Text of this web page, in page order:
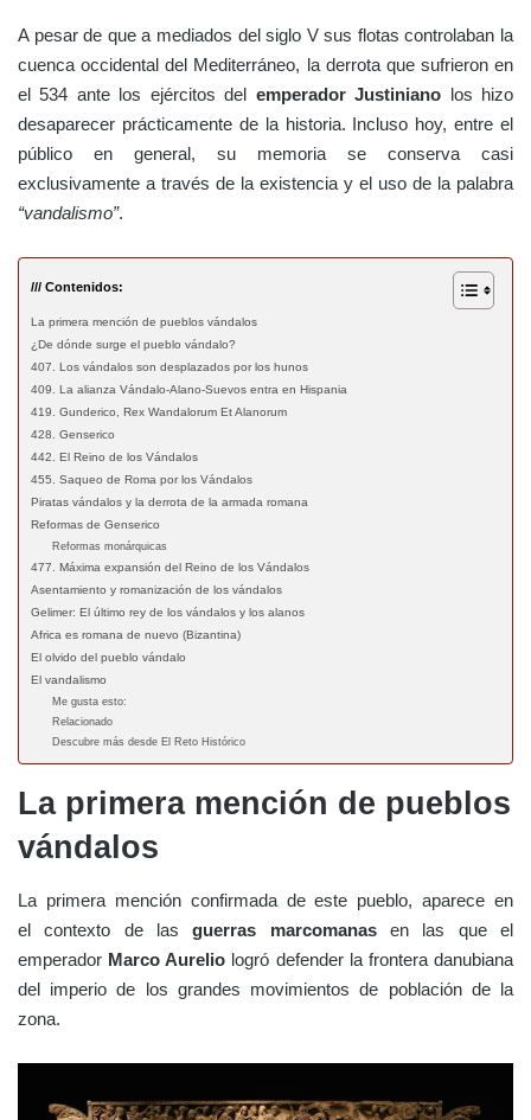
A pesar de que a mediados del siglo V sus flotas controlaban la
cuenca occidental del Mediterráneo, la derrota que sufrieron en
el 534 ante los ejércitos del emperador Justiniano los hizo
desaparecer prácticamente de la historia. Incluso hoy, entre el
público en general, su memoria se conserva casi
exclusivamente a través de la existencia y el uso de la palabra
“vandalismo”.
/// Contenidos:
La primera mención de pueblos vándalos
¿De dónde surge el pueblo vándalo?
407. Los vándalos son desplazados por los hunos
409. La alianza Vándalo-Alano-Suevos entra en Hispania
419. Gunderico, Rex Wandalorum Et Alanorum
428. Genserico
442. El Reino de los Vándalos
455. Saqueo de Roma por los Vándalos
Piratas vándalos y la derrota de la armada romana
Reformas de Genserico
Reformas monárquicas
477. Máxima expansión del Reino de los Vándalos
Asentamiento y romanización de los vándalos
Gelimer: El último rey de los vándalos y los alanos
Africa es romana de nuevo (Bizantina)
El olvido del pueblo vándalo
El vandalismo
Me gusta esto:
Relacionado
Descubre más desde El Reto Histórico
La primera mención de pueblos
vándalos
La primera mención confirmada de este pueblo, aparece en
el contexto de lasguerras marcomanasen las que el
emperador Marco Aurelio logró defender la frontera danubiana
del imperio de los grandes movimientos de población de la
zona.